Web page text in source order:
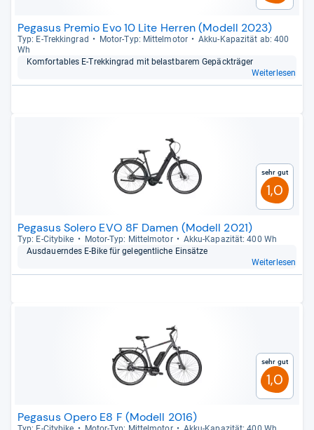
Pegasus Premio Evo 10 Lite Herren (Modell 2023)
Typ: E-​Trek­kin­grad Motor-​Typ: Mit­tel­mo­tor
Akku-​Kapa­zi­tät ab: 400
Wh
Kom­for­ta­bles E-​Trek­kin­grad mit belast­ba­rem Gepäck­trä­ger
Weiterlesen
Sehr gut
1,0
Pegasus Solero EVO 8F Damen (Modell 2021)
Typ: E-​City­bike Motor-​Typ: Mit­tel­mo­tor
Akku-​Kapa­zi­tät: 400 Wh
Aus­dau­ern­des E-​Bike für gele­gent­li­che Ein­sätze
Weiterlesen
Sehr gut
1,0
Pegasus Opero E8 F (Modell 2016)